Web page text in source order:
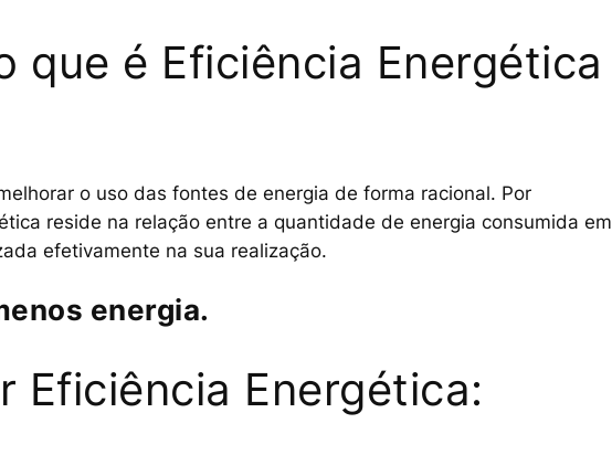
que é Eficiência Energética
o uso das fontes de energia de forma racional. Por
reside na relação entre a quantidade de energia consumida em
efetivamente na sua realização.
energia.
Eficiência Energética: